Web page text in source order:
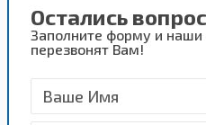
Остались
Заполните форму и наши
перезвонят Вам!